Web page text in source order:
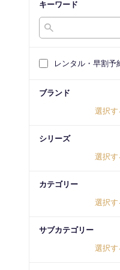
キーワード
レンタル・早割予
ブランド
選択す
シリーズ
選択す
カテゴリー
選択す
サブカテゴリー
選択す